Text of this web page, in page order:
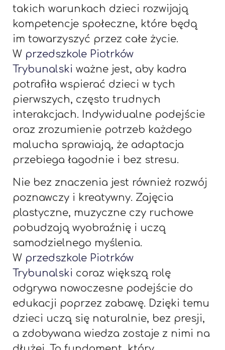
takich warunkach dzieci rozwijają
kompetencje społeczne, które będą
im towarzyszyć przez całe życie.
W przedszkole Piotrków
Trybunalski ważne jest, aby kadra
potrafiła wspierać dzieci w tych
pierwszych, często trudnych
interakcjach. Indywidualne podejście
oraz zrozumienie potrzeb każdego
malucha sprawiają, że adaptacja
przebiega łagodnie i bez stresu.
Nie bez znaczenia jest również rozwój
poznawczy i kreatywny. Zajęcia
plastyczne, muzyczne czy ruchowe
pobudzają wyobraźnię i uczą
samodzielnego myślenia.
W przedszkole Piotrków
Trybunalski coraz większą rolę
odgrywa nowoczesne podejście do
edukacji poprzez zabawę. Dzięki temu
dzieci uczą się naturalnie, bez presji,
a zdobywana wiedza zostaje z nimi na